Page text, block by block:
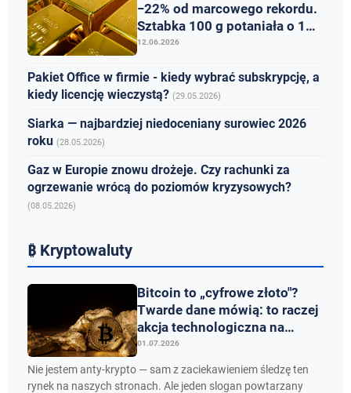
−22% od marcowego rekordu.
Sztabka 100 g potaniała o 14
tys. zł
12.06.2026
Pakiet Office w firmie - kiedy wybrać subskrypcję, a
kiedy licencję wieczystą?(29.05.2026)
Siarka — najbardziej niedoceniany surowiec 2026
roku(28.05.2026)
Gaz w Europie znowu drożeje. Czy rachunki za
ogrzewanie wrócą do poziomów kryzysowych?
(08.05.2026)
₿ Kryptowaluty
Bitcoin to „cyfrowe złoto"?
Twarde dane mówią: to raczej
akcja technologiczna na
sterydach
01.07.2026
Nie jestem anty-krypto — sam z zaciekawieniem śledzę ten
rynek na naszych stronach. Ale jeden slogan powtarzany